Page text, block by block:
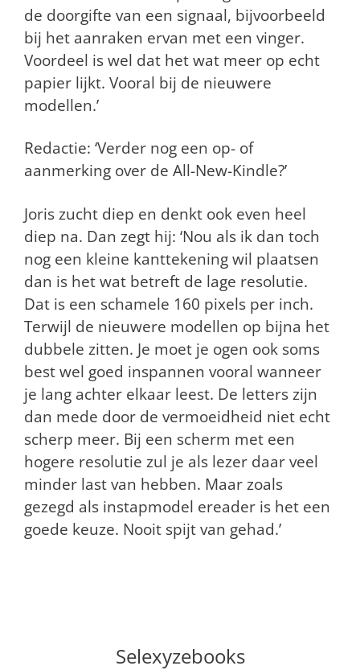
de doorgifte van een signaal, bijvoorbeeld
bij het aanraken ervan met een vinger.
Voordeel is wel dat het wat meer op echt
papier lijkt. Vooral bij de nieuwere
modellen.’
Redactie: ‘Verder nog een op- of
aanmerking over de All-New-Kindle?’
Joris zucht diep en denkt ook even heel
diep na. Dan zegt hij: ‘Nou als ik dan toch
nog een kleine kanttekening wil plaatsen
dan is het wat betreft de lage resolutie.
Dat is een schamele 160 pixels per inch.
Terwijl de nieuwere modellen op bijna het
dubbele zitten. Je moet je ogen ook soms
best wel goed inspannen vooral wanneer
je lang achter elkaar leest. De letters zijn
dan mede door de vermoeidheid niet echt
scherp meer. Bij een scherm met een
hogere resolutie zul je als lezer daar veel
minder last van hebben. Maar zoals
gezegd als instapmodel ereader is het een
goede keuze. Nooit spijt van gehad.’
Selexyzebooks